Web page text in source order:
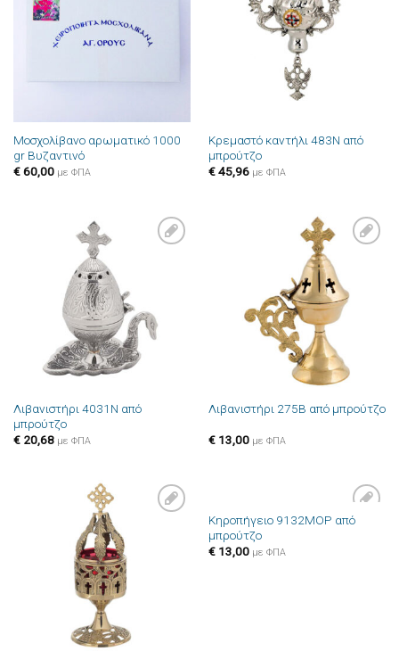
Μοσχολίβανο αρωματικό 1000
gr Βυζαντινό
€60,00 με ΦΠΑ
επιθυμιών
Κρεμαστό καντήλι 483N από
μπρούτζο
€45,96 με ΦΠΑ
Λιβανιστήρι 4031N από
μπρούτζο
€20,68 με ΦΠΑ
Πρόσθήκη
στην λίστα
επιθυμιών
Λιβανιστήρι 275B από μπρούτζο
€13,00 με ΦΠΑ
Πρόσθήκη
Κηροπήγειο 9132MOP από
μπρούτζο
€13,00 με ΦΠΑ